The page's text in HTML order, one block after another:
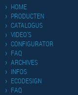
HOME
PRODUCTEN
CATALOGUS
VIDEO'S
CONFIGURATOR
FAQ
ARCHIVES
INFOS
ECODESIGN
FAQ